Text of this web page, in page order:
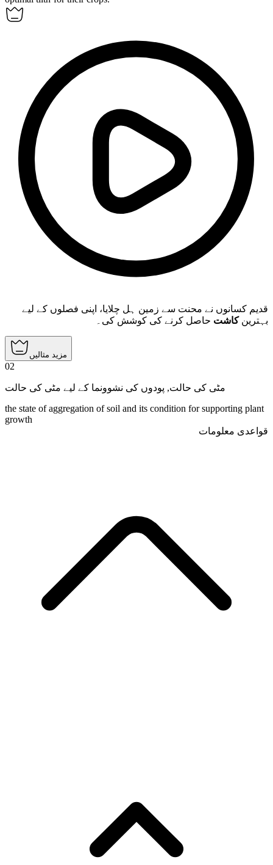
قدیم کسانوں نے محنت سے زمین ہل چلایا، اپنی فصلوں کے لیے
بہترینکاشت حاصل کرنے کی کوشش کی۔
مزید مثالیں
02
مٹی کی حالت, پودوں کی نشوونما کے لیے مٹی کی حالت
the state of aggregation of soil and its condition for supporting plant
growth
قواعدی معلومات